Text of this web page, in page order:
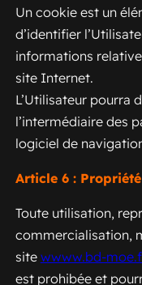
Un cookie est un
d’identifier
informations
site Internet.
L’Utilisateur pourra
l’intermédiaire des
logiciel de
Article 6 :
Toute utilisation,
commercialisation,
site wwww.bd-
est prohibée et